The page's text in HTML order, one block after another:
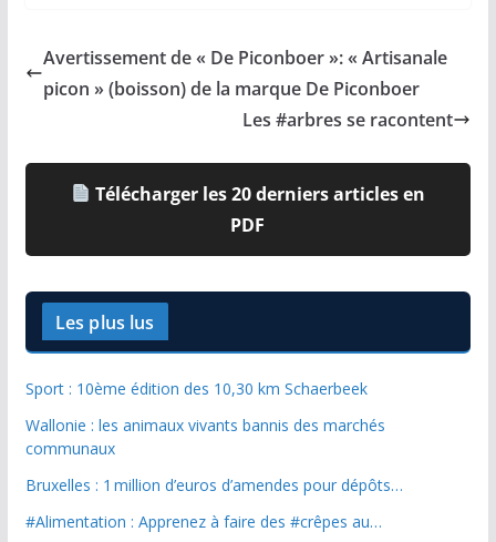
Avertissement de « De Piconboer »: « Artisanale
picon » (boisson) de la marque De Piconboer
Les #arbres se racontent
Télécharger les 20 derniers articles en
PDF
Les plus lus
Sport : 10ème édition des 10,30 km Schaerbeek
Wallonie : les animaux vivants bannis des marchés
communaux
Bruxelles : 1 million d’euros d’amendes pour dépôts…
#Alimentation : Apprenez à faire des #crêpes au…